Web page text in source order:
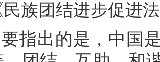
族团结进步促进
指出的是，中国